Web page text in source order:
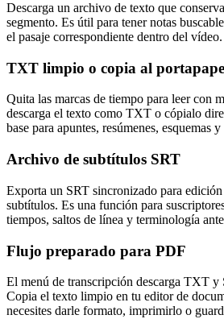
Descarga un archivo de texto que
segmento. Es útil para tener notas
el pasaje correspondiente dentro del vídeo.
TXT limpio o copia al
Quita las marcas de tiempo para leer con
descarga el texto como TXT o cópialo
base para apuntes, resúmenes, esquemas
Archivo de subtítulos SRT
Exporta un SRT sincronizado para
subtítulos. Es una función para
tiempos, saltos de línea y terminología
Flujo preparado para PDF
El menú de transcripción descarga TXT y
Copia el texto limpio en tu editor de
necesites darle formato, imprimirlo o